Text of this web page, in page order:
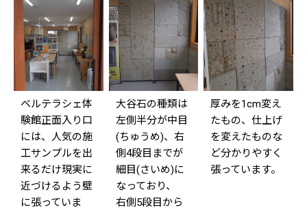
ベルテラシェ体
験館正面入り口
には、人気の施
工サンプルを出
来るだけ現実に
近づけるよう壁
に張っていま
大谷石の種類は
左側半分が中目
(ちゅうめ)、右
側4段目までが
細目(さいめ)に
なっており、
右側5段目から
厚みを1cm変え
たもの、仕上げ
を変えたものな
ど分かりやすく
張っています。